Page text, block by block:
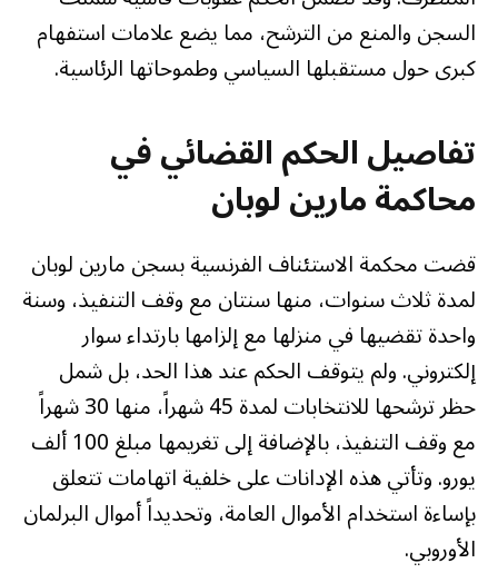
السجن والمنع من الترشح، مما يضع علامات استفهام
كبرى حول مستقبلها السياسي وطموحاتها الرئاسية.
تفاصيل الحكم القضائي في
محاكمة مارين لوبان
قضت محكمة الاستئناف الفرنسية بسجن مارين لوبان
لمدة ثلاث سنوات، منها سنتان مع وقف التنفيذ، وسنة
واحدة تقضيها في منزلها مع إلزامها بارتداء سوار
إلكتروني. ولم يتوقف الحكم عند هذا الحد، بل شمل
حظر ترشحها للانتخابات لمدة 45 شهراً، منها 30 شهراً
مع وقف التنفيذ، بالإضافة إلى تغريمها مبلغ 100 ألف
يورو. وتأتي هذه الإدانات على خلفية اتهامات تتعلق
بإساءة استخدام الأموال العامة، وتحديداً أموال البرلمان
الأوروبي.